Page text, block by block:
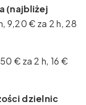
(najbliżej
9,20 € za 2 h, 28
€ za 2 h, 16 €
dzielnic